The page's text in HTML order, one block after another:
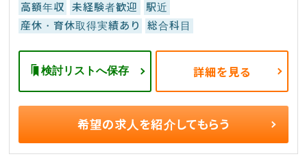
高額年収 未経験者歓迎
駅近
産休・育休取得実績あり
総合科目
検討リストへ保存 詳細を見る
希望の求人を紹介してもらう